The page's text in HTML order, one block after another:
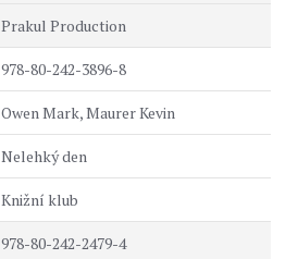
Prakul Production
978-80-242-3896-8
Owen Mark, Maurer Kevin
Nelehký den
Knižní klub
978-80-242-2479-4